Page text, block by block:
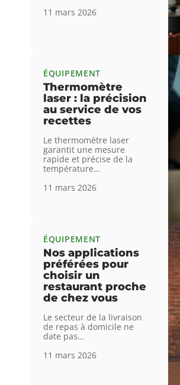
11 mars 2026
ÉQUIPEMENT
Thermomètre
laser : la précision
au service de vos
recettes
Le thermomètre laser
garantit une mesure
rapide et précise de la
température…
11 mars 2026
ÉQUIPEMENT
Nos applications
préférées pour
choisir un
restaurant proche
de chez vous
Le secteur de la livraison
de repas à domicile ne
date pas…
11 mars 2026